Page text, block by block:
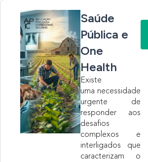
Saúde
Pública e
One
Health
Existe
uma necessidade
urgente de
responder aos
desafios
complexos e
interligados que
caracterizam o